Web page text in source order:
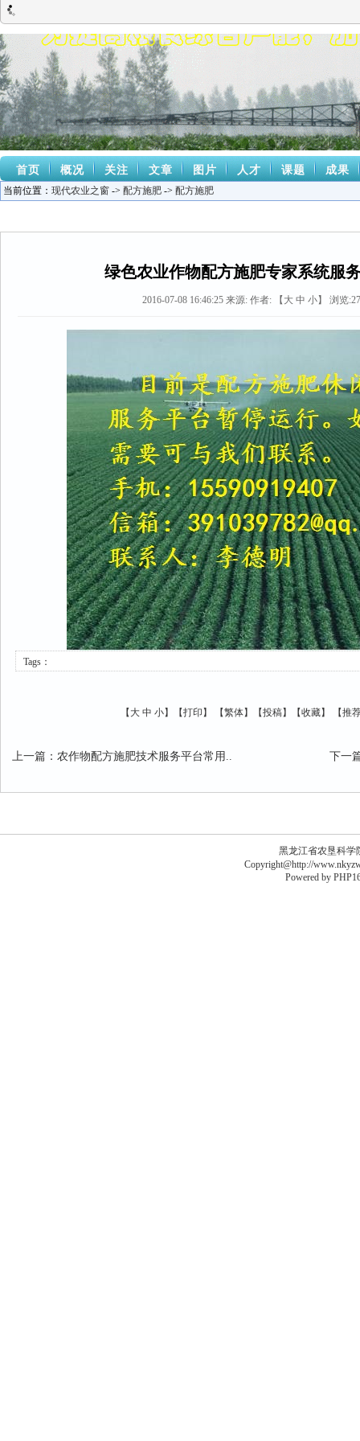
首页 概况 关注 文章 图片 人才 课题 成果
当前位置： 现代农业之窗 -> 配方施肥 -> 配方施肥
绿色农业作物配方施肥专家系统服
2016-07-08 16:46:25 来源: 作者: 【 大 中 小】 浏览:
Tags：
【 大 中 小】【打印 】 【繁体】【投稿】【收藏】 【推
上一篇 ： 农作物配方施肥技术服务平台常用.. 下一
黑龙江省农垦科学
Copyright@http://
Powered by